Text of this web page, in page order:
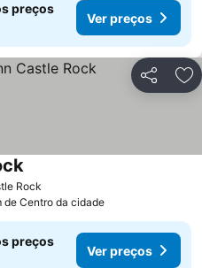
preços
Ver preços
Partilhar
Rock
Ver preços
de Centro da cidade
preços
Ver preços